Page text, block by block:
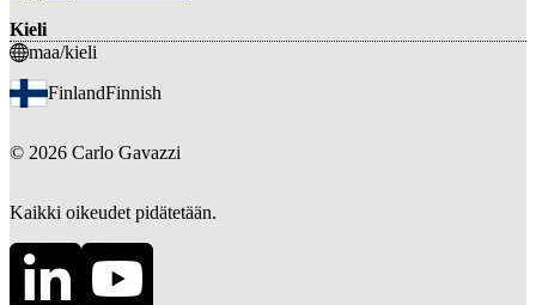
Kieli
maa/kieli
FinlandFinnish
© 2026 Carlo Gavazzi
Kaikki oikeudet pidätetään.